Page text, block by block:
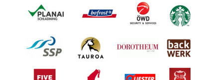
Haustechniker / Elektriker (m/w/d)
Neuenlander Straße 111, 28201 Bremen